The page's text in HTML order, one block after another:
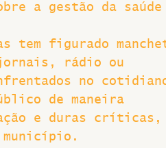
a gestão da saúde
tem figurado
rádio ou
no
de maneira
e duras críticas,
município.